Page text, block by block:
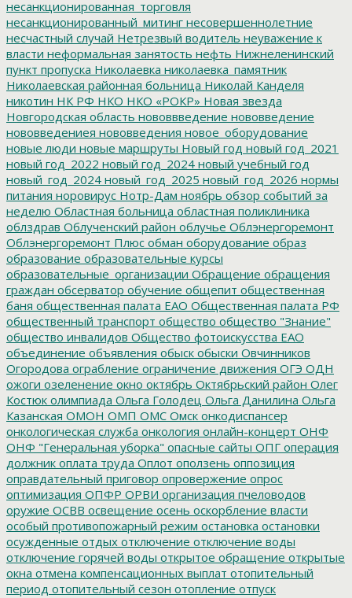
несанкционированная_торговля
несанкционированный_митинг несовершеннолетние
несчастный случай Нетрезвый водитель неуважение к
власти неформальная занятость нефть Нижнеленинский
пункт пропуска Николаевка николаевка_памятник
Николаевская районная больница Николай Канделя
никотин НК РФ НКО НКО «РОКР» Новая звезда
Новгородская область нововвведение нововведение
нововведениея нововведения новое_оборудование
новые люди новые маршруты Новый год новый год_2021
новый год_2022 новый год_2024 новый учебный год
новый_год_2024 новый_год_2025 новый_год_2026 нормы
питания норовирус Нотр-Дам ноябрь обзор событий за
неделю Областная больница областная поликлиника
облздрав Облученский район облучье Облэнергоремонт
Облэнергоремонт Плюс обман оборудование образ
образование образовательные курсы
образовательные_организации Обращение обращения
граждан обсерватор обучение общепит общественная
баня общественная палата ЕАО Общественная палата РФ
общественный транспорт общество общество "Знание"
общество инвалидов Общество фотоискусства ЕАО
объединение объявления обыск обыски Овчинников
Огородова ограбление ограничение движения ОГЭ ОДН
ожоги озеленение окно октябрь Октябрьский район Олег
Костюк олимпиада Ольга Голодец Ольга Данилина Ольга
Казанская ОМОН ОМП ОМС Омск онкодиспансер
онкологическая служба онкология онлайн-концерт ОНФ
ОНФ "Генеральная уборка" опасные сайты ОПГ операция
должник оплата труда Оплот оползень оппозиция
оправдательный приговор опровержение опрос
оптимизация ОПФР ОРВИ организация пчеловодов
оружие ОСВВ освещение осень оскорбление власти
особый противопожарный режим остановка остановки
осужденные отдых отключение отключение воды
отключение горячей воды открытое обращение открытые
окна отмена компенсационных выплат отопительный
период отопительный сезон отопление отпуск